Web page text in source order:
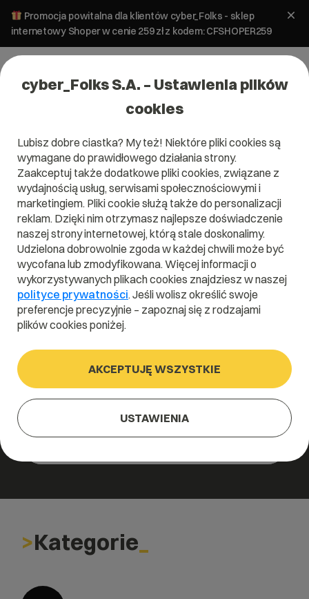
Promocja powitalna dla klientów cyber_Folks - sklep
internetowy Shoper w cenie 259 zł z kodem: CFSHOPER259
>Kategoria pomocy dla:
Edycja treści
Jak sprzedawać produkty na stronie
utworzonej w _now?
Jak wstawić film na stronę?
Szukałeś czegoś innego?
Kategorie
cyber_Folks S.A. – Ustawienia plików
cookies
Lubisz dobre ciastka? My też! Niektóre pliki cookies są
wymagane do prawidłowego działania strony.
Zaakceptuj także dodatkowe pliki cookies, związane z
wydajnością usług, serwisami społecznościowymi i
marketingiem. Pliki cookie służą także do personalizacji
reklam. Dzięki nim otrzymasz najlepsze doświadczenie
naszej strony internetowej, którą stale doskonalimy.
Udzielona dobrowolnie zgoda w każdej chwili może być
wycofana lub zmodyfikowana. Więcej informacji o
wykorzystywanych plikach cookies znajdziesz w naszej
polityce prywatności. Jeśli wolisz określić swoje
preferencje precyzyjnie – zapoznaj się z rodzajami
plików cookies poniżej.
AKCEPTUJĘ WSZYSTKIE
USTAWIENIA